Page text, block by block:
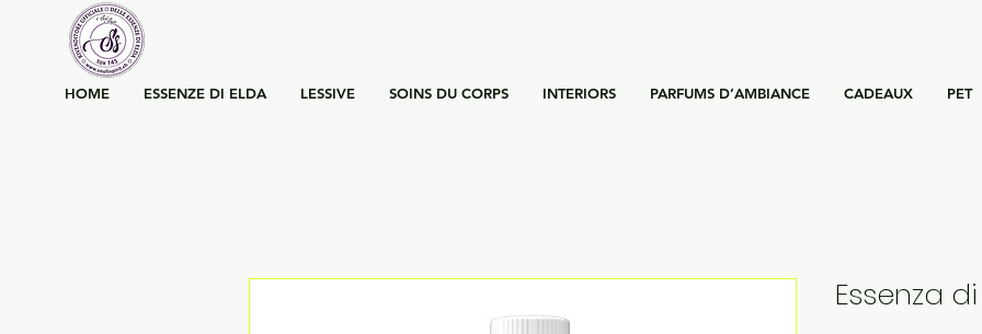
HOME ESSENZE DI ELDA LESSIVE SOINS DU CORPS INTERIORS PARFUMS D’AMBIANCE CADEAUX PET
Essenza